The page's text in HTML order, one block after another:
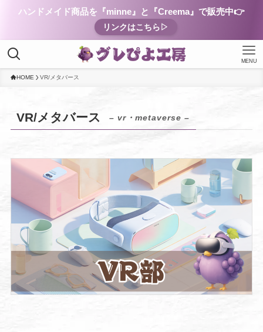
ハンドメイド商品を『minne』と『Creema』で販売中👉
リンクはこちら▷
MENU
HOME VR/メタバース
VR/メタバース – vr・metaverse –